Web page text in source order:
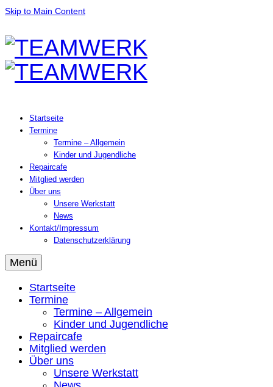
Skip to Main Content
Startseite
Termine
Termine – Allgemein
Kinder und Jugendliche
Repaircafe
Mitglied werden
Über uns
Unsere Werkstatt
News
Kontakt/Impressum
Datenschutzerklärung
Menü
Startseite
Termine
Termine – Allgemein
Kinder und Jugendliche
Repaircafe
Mitglied werden
Über uns
Unsere Werkstatt